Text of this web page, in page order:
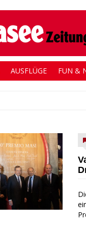
AUSFLÜGE FUN &